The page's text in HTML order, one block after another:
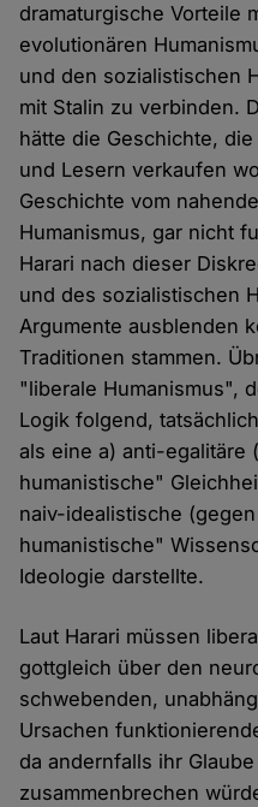
dramaturgische Vorteile
evolutionären
und den sozialistischen
mit Stalin zu verbinden.
hätte die Geschichte,
und Lesern verkaufen
Geschichte vom
Humanismus, gar nicht
Harari nach dieser
und des sozialistischen
Argumente ausblenden
Traditionen stammen.
"liberale Humanismus",
Logik folgend,
als eine a) anti-egalitäre
humanistische"
naiv-idealistische
humanistische"
Ideologie darstellte.
Laut Harari müssen
gottgleich über den
schwebenden,
Ursachen
da andernfalls ihr
zusammenbrechen